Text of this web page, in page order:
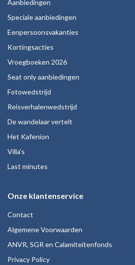
Aanbiedingen
Speciale aanbiedingen
Eenpersoonsvakanties
Kortingsacties
Vroegboeken 2026
Seat only aanbiedingen
Fotowedstrijd
Reisverhalenwedstrijd
De wandelaar vertelt
Het Kafenion
Villa's
Last minutes
Onze klantenservice
Contact
Algemene Voorwaarden
ANVR, SGR en Calamiteitenfonds
Privacy Policy